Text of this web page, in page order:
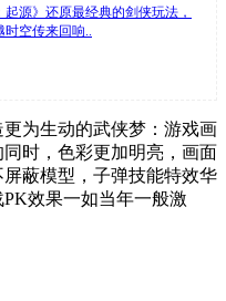
源》还原最经典的剑侠玩法，
时空传来回响..
为生动的武侠梦：游戏画
时，色彩更加明亮，画面
蔽模型，子弹技能特效华
效果一如当年一般激